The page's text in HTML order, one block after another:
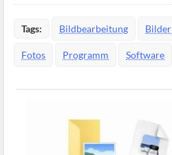
Tags: Bildbearbeitung Bilder
Fotos Programm Software